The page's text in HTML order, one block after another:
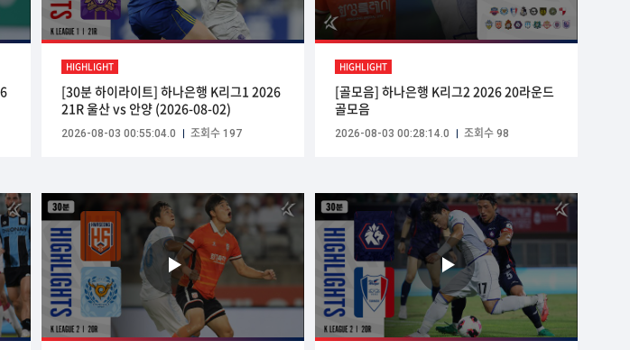
HIGHLIGHT
[30분 하이라이트] 하나은행 K리그1 2026
21R 울산 vs 안양 (2026-08-02)
2026-08-03 00:55:04.0 조회수 197
HIGHLIGHT
[골모음] 하나은행 K리그2 2026 20라운드
골모음
2026-08-03 00:28:14.0 조회수 98